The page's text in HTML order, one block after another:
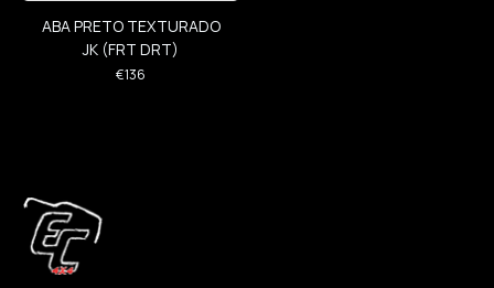
ABA PRETO TEXTURADO
JK (FRT DRT)
€136